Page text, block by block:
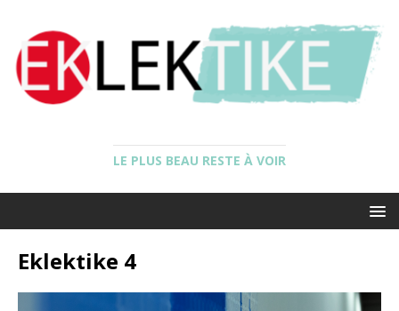
LE PLUS BEAU RESTE À VOIR
Eklektike 4